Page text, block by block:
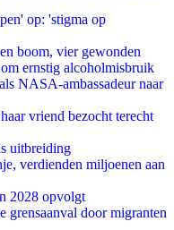
op: 'stigma op
boom, vier gewonden
ernstig alcoholmisbruik
NASA-ambassadeur naar
vriend bezocht terecht
uitbreiding
verdienden miljoenen aan
2028 opvolgt
grensaanval door migranten